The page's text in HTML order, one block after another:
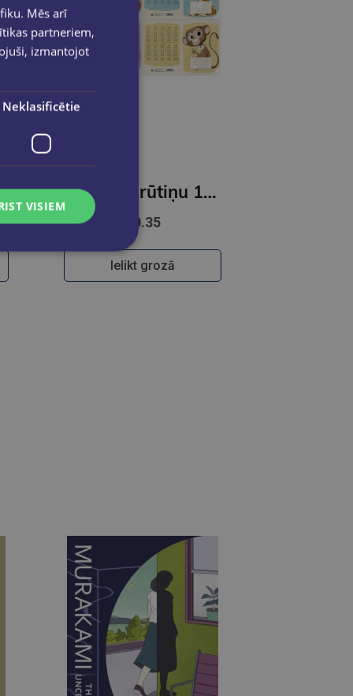
12lp Burtnīca rūtiņu 17x24,5x5,2-4 kl.12lap.
€0.35
Ielikt grozā
Mēs arī
partneriem,
izmantojot
Neklasificētie
VISIEM